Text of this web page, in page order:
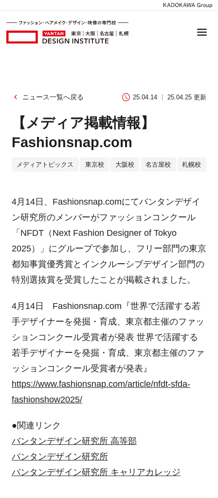
ニュース一覧へ戻る 25.04.14 25.04.25 更新
【メディア掲載情報】
Fashionsnap.com
メディアトピックス 東京校 大阪校 名古屋校 札幌校
4月14日、Fashionsnap.comにてバンタンデザイ
ン研究所のメンバーがファッションコンクール
「NFDT（Next Fashion Designer of Tokyo
2025）」にグループで参加し、フリー部門の東京
都知事賞優秀賞とインクルーシブデザイン部門の
特別選抜賞を受賞したことが掲載されました。
4月14日 Fashionsnap.com『世界で活躍する若
手デザイナーを発掘・育成、東京都主催のファッ
ションコンクール受賞者が発表 世界で活躍する
若手デザイナーを発掘・育成、東京都主催のファ
ッションコンクール受賞者が発表』
https://www.fashionsnap.com/article/nfdt-sfda-
fashionshow2025/
●関連リンク
バンタンデザイン研究所 高等部
バンタンデザイン研究所
バンタンデザイン研究所 キャリアカレッジ